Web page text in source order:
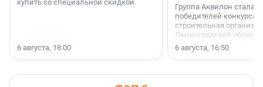
купить со специальной скидкой.
6 августа, 18:00
Группа Аквилон стала
победителей конкурса
строительная
Ленинградской области
номинации «Самый
застройщик
области».
6 августа, 16:50